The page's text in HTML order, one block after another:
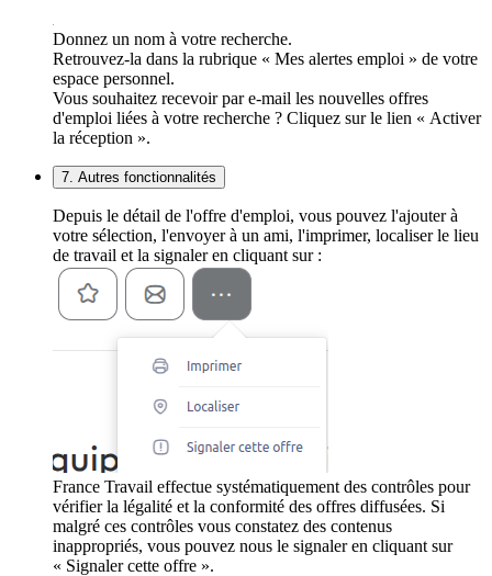
Donnez un nom à votre recherche.
Retrouvez-la dans la rubrique « Mes alertes emploi » de votre
espace personnel.
Vous souhaitez recevoir par e-mail les nouvelles offres
d'emploi liées à votre recherche ? Cliquez sur le lien « Activer
la réception ».
7. Autres fonctionnalités
Depuis le détail de l'offre d'emploi, vous pouvez l'ajouter à
votre sélection, l'envoyer à un ami, l'imprimer, localiser le lieu
de travail et la signaler en cliquant sur :
France Travail effectue systématiquement des contrôles pour
vérifier la légalité et la conformité des offres diffusées. Si
malgré ces contrôles vous constatez des contenus
inappropriés, vous pouvez nous le signaler en cliquant sur
« Signaler cette offre ».